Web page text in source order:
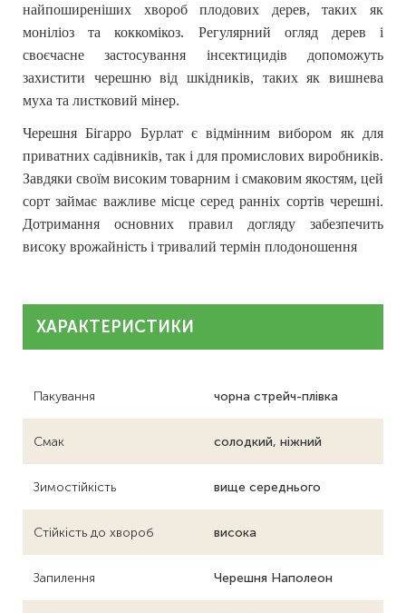
найпоширеніших хвороб плодових дерев, таких як
моніліоз та коккомікоз. Регулярний огляд дерев і
своєчасне застосування інсектицидів допоможуть
захистити черешню від шкідників, таких як вишнева
муха та листковий мінер.
Черешня Бігарро Бурлат є відмінним вибором як для
приватних садівників, так і для промислових виробників.
Завдяки своїм високим товарним і смаковим якостям, цей
сорт займає важливе місце серед ранніх сортів черешні.
Дотримання основних правил догляду забезпечить
високу врожайність і тривалий термін плодоношення
ХАРАКТЕРИСТИКИ
Пакування чорна стрейч-плівка
Смак солодкий, ніжний
Зимостійкість вище середнього
Стійкість до хвороб висока
Запилення Черешня Наполеон